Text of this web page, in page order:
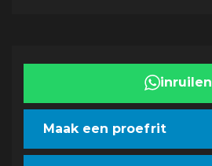
inruilen
Maak een proefrit